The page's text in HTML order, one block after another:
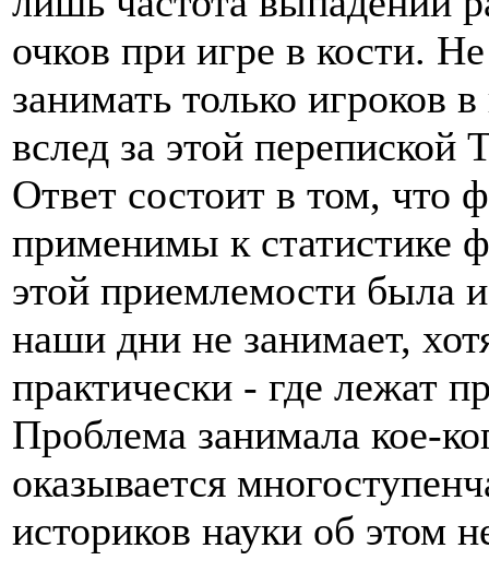
очков при игре в кости.
занимать только игроков
вслед за этой перепиской
Ответ состоит в том, что
применимы к статистике
этой приемлемости была
наши дни не занимает,
практически - где лежат
Проблема занимала кое-
оказывается
историков науки об этом